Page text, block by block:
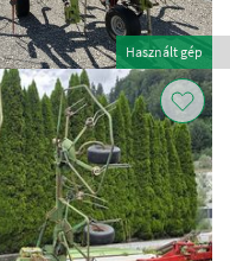
Használt gép